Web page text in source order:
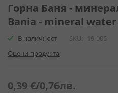
към
началото
на
галерия
снимки
Горна Баня -
Bania - mineral water
В наличност SKU
19-006
Оцени продукта
0,39 €/0,76лв.